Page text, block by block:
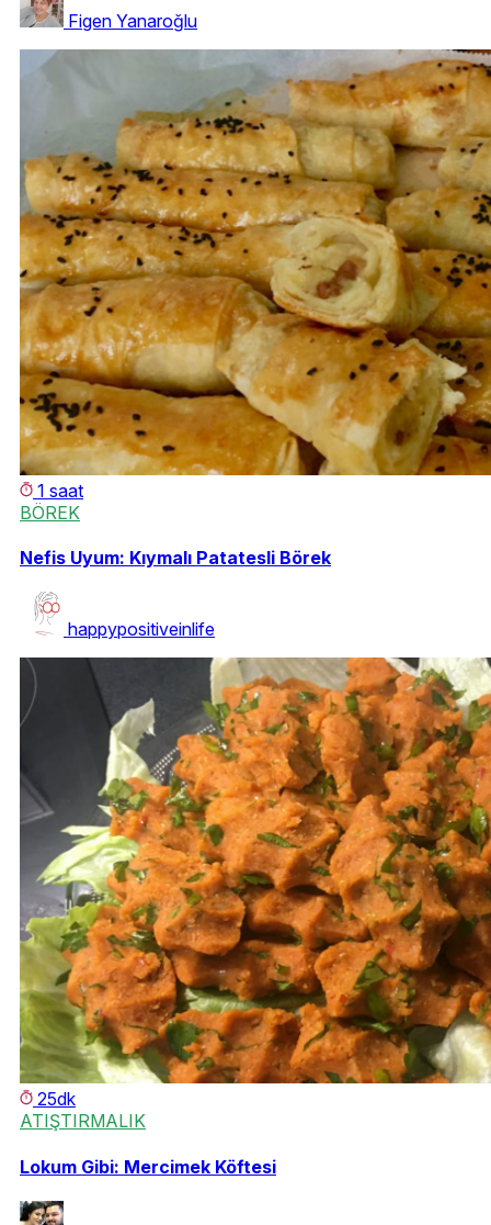
Figen Yanaroğlu
1 saat
BÖREK
Nefis Uyum: Kıymalı Patatesli Börek
happypositiveinlife
25dk
ATIŞTIRMALIK
Lokum Gibi: Mercimek Köftesi